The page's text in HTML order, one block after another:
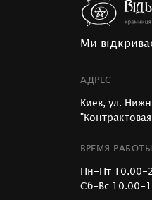
Ми
АДРЕС
Киев, ул.
ВРЕМЯ РАБОТЫ
Пн-Пт 10.00-
Сб-Вс 10.00-